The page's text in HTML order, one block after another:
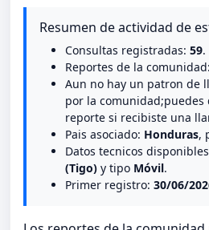
Resumen de actividad de
Consultas registradas: 59.
Reportes de la comunidad:
Aun no hay un patron de
por la
reporte si recibiste una
Pais asociado: Honduras,
Datos tecnicos
(Tigo) y tipo Móvil.
Primer registro: 30/06/